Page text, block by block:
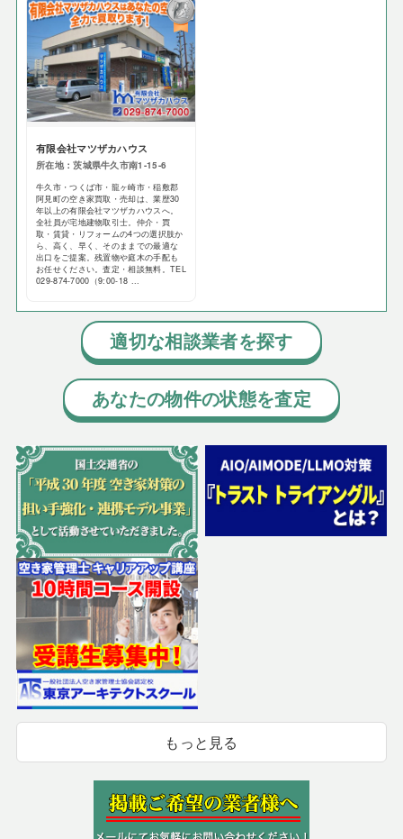
有限会社マツザカハウス
所在地：茨城県牛久市南1-15-6
牛久市・つくば市・龍ヶ崎市・稲敷郡
阿見町の空き家買取・売却は、業歴30
年以上の有限会社マツザカハウスへ。
全社員が宅地建物取引士。仲介・買
取・賃貸・リフォームの4つの選択肢か
ら、高く、早く、そのままでの最適な
出口をご提案。残置物や庭木の手配も
お任せください。査定・相談無料。TEL
029-874-7000（9:00-18 ...
適切な相談業者を探す
あなたの物件の状態を査定
もっと見る